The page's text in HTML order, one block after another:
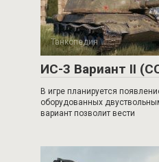
Танкопедия
ИС-3 Вариант II
В игре планируется
оборудованных
вариант позволит вести